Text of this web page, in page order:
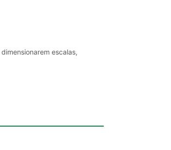
dimensionarem escalas,